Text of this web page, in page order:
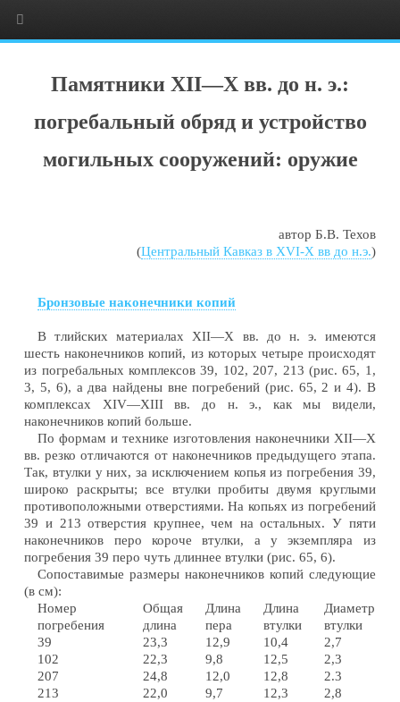
Памятники XII—X вв. до н. э.:
погребальный обряд и устройство
могильных сооружений: оружие
автор Б.В. Техов
(Центральный Кавказ в XVI-X вв до н.э.)
Бронзовые наконечники копий
В тлийских материалах XII—X вв. до н. э. имеются
шесть наконечников копий, из которых четыре происходят
из погребальных комплексов 39, 102, 207, 213 (рис. 65, 1,
3, 5, 6), а два найдены вне погребений (рис. 65, 2 и 4). В
комплексах XIV—XIII вв. до н. э., как мы видели,
наконечников копий больше.
По формам и технике изготовления наконечники XII—X
вв. резко отличаются от наконечников предыдущего этапа.
Так, втулки у них, за исключением копья из погребения 39,
широко раскрыты; все втулки пробиты двумя круглыми
противоположными отверстиями. На копьях из погребений
39 и 213 отверстия крупнее, чем на остальных. У пяти
наконечников перо короче втулки, а у экземпляра из
погребения 39 перо чуть длиннее втулки (рис. 65, 6).
Сопоставимые размеры наконечников копий следующие
(в см):
Номер
Общая Длина Длина
Диаметр
погребения
длина пера втулки
втулки
39
23,3 12,9 10,4
2,7
102
22,3 9,8 12,5
2,3
207
24,8 12,0 12,8
2.3
213
22,0 9,7 12,3
2,8